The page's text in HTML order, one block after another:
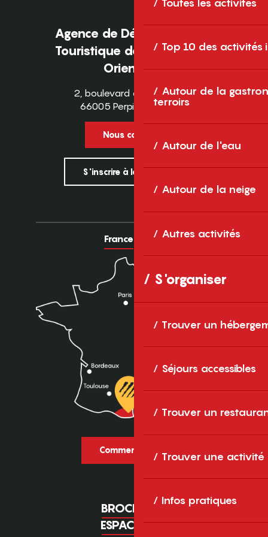
Toutes les activités
Top 10 des activités
Autour de la
terroirs
Autour de l'eau
Autour de la neige
Autres activités
S'organiser
Trouver un
Séjours accessibles
Trouver un
Trouver une activité
Infos pratiques
Agence de Développement
Touristique des Pyrénées-
Orientales
2, boulevard des Pyrénées
66005 Perpignan Cedex
Nous contacter
S'inscrire à la newsletter
France Europe
Comment venir ?
BROCHURES
ESPACE PRO